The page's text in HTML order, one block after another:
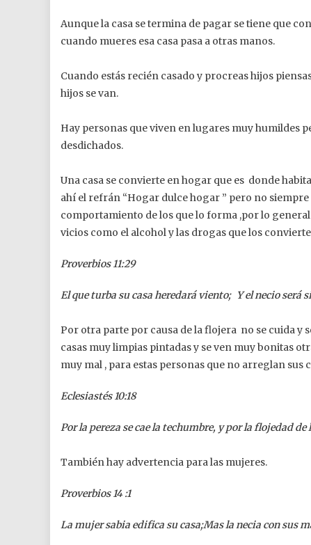
Aunque la casa se termina de pagar se tiene que
cuando mueres esa casa pasa a otras manos.
Cuando estás recién casado y procreas hijos
hijos se van.
Hay personas que viven en lugares muy humildes
desdichados.
Una casa se convierte en hogar que es donde
ahí el refrán “Hogar dulce hogar ” pero no
comportamiento de los que lo forma ,por lo
vicios como el alcohol y las drogas que los
Proverbios 11:29
El que turba su casa heredará viento; Y el necio será
Por otra parte por causa de la flojera no se cuida
casas muy limpias pintadas y se ven muy bonitas
muy mal , para estas personas que no arreglan sus
Eclesiastés 10:18
Por la pereza se cae la techumbre, y por la flojedad de
También hay advertencia para las mujeres.
Proverbios 14 :1
La mujer sabia edifica su casa;Mas la necia con sus